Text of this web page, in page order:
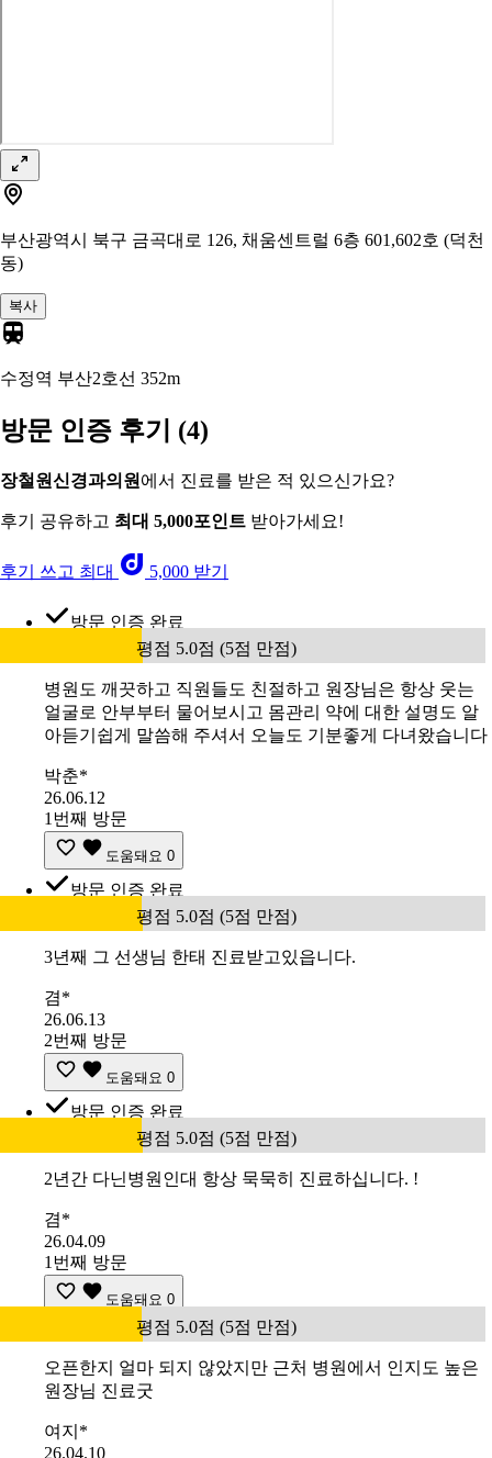
부산광역시 북구 금곡대로 126, 채움센트럴 6층 601,602호 (덕천
동)
복사
수정역 부산2호선 352m
방문 인증 후기 (4)
장철원신경과의원 에서 진료를 받은 적 있으신가요?
후기 공유하고 최대 5,000포인트 받아가세요!
후기 쓰고 최대 5,000 받기
방문 인증 완료
평점 5.0점 (5점 만점)
병원도 깨끗하고 직원들도 친절하고 원장님은 항상 웃는
얼굴로 안부부터 물어보시고 몸관리 약에 대한 설명도 알
아듣기쉽게 말씀해 주셔서 오늘도 기분좋게 다녀왔습니다
박춘*
26.06.12
1번째 방문
도움돼요 0
방문 인증 완료
평점 5.0점 (5점 만점)
3년째 그 선생님 한태 진료받고있읍니다.
겸*
26.06.13
2번째 방문
도움돼요 0
방문 인증 완료
평점 5.0점 (5점 만점)
2년간 다닌병원인대 항상 묵묵히 진료하십니다. !
겸*
26.04.09
1번째 방문
도움돼요 0
평점 5.0점 (5점 만점)
오픈한지 얼마 되지 않았지만 근처 병원에서 인지도 높은
원장님 진료굿
여지*
26.04.10